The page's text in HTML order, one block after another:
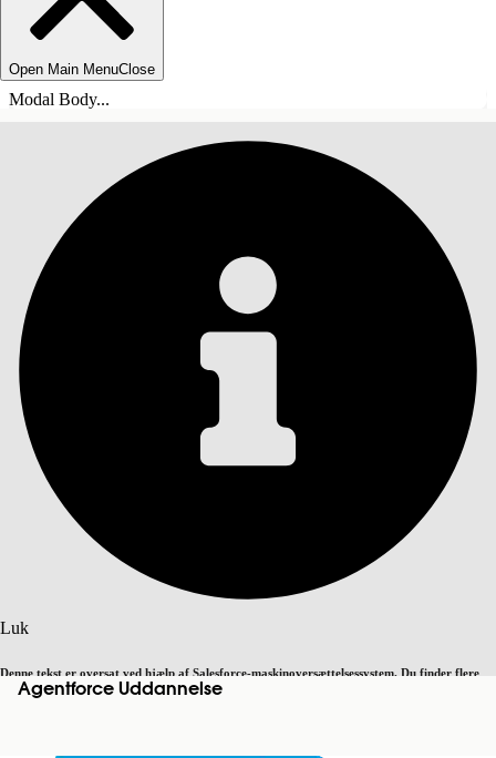
Open Main MenuClose
Modal Body...
Luk
Denne tekst er oversat ved hjælp af Salesforce-maskinoversættelsessystem. Du finder flere
detaljerher. Skift til engelsk Ikke nu
Agentforce Uddannelse
INDHOLD